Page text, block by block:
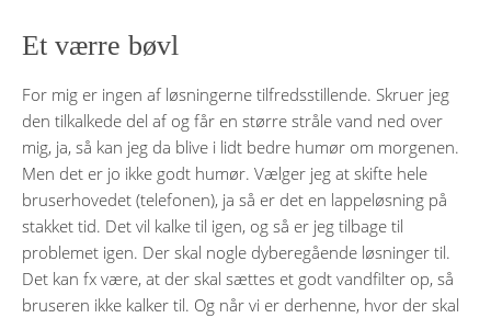
Et værre bøvl
For mig er ingen af løsningerne tilfredsstillende. Skruer jeg
den tilkalkede del af og får en større stråle vand ned over
mig, ja, så kan jeg da blive i lidt bedre humør om morgenen.
Men det er jo ikke godt humør. Vælger jeg at skifte hele
bruserhovedet (telefonen), ja så er det en lappeløsning på
stakket tid. Det vil kalke til igen, og så er jeg tilbage til
problemet igen. Der skal nogle dyberegående løsninger til.
Det kan fx være, at der skal sættes et godt vandfilter op, så
bruseren ikke kalker til. Og når vi er derhenne, hvor der skal